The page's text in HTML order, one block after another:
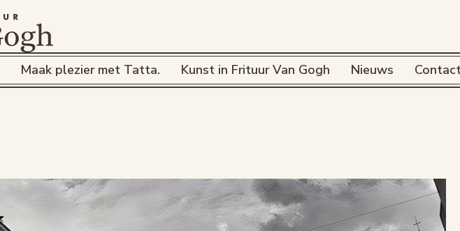
Maak plezier met Tatta. Kunst in Frituur Van Gogh Nieuws